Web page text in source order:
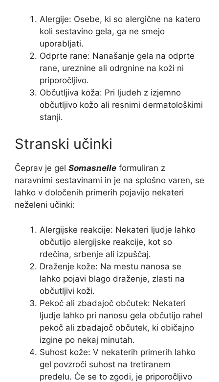
Alergije: Osebe, ki so alergične na katero
koli sestavino gela, ga ne smejo
uporabljati.
Odprte rane: Nanašanje gela na odprte
rane, ureznine ali odrgnine na koži ni
priporočljivo.
Občutljiva koža: Pri ljudeh z izjemno
občutljivo kožo ali resnimi dermatološkimi
stanji.
Stranski učinki
Čeprav je gel Somasnelle formuliran z
naravnimi sestavinami in je na splošno varen, se
lahko v določenih primerih pojavijo nekateri
neželeni učinki:
Alergijske reakcije: Nekateri ljudje lahko
občutijo alergijske reakcije, kot so
rdečina, srbenje ali izpuščaj.
Draženje kože: Na mestu nanosa se
lahko pojavi blago draženje, zlasti na
občutljivi koži.
Pekoč ali zbadajoč občutek: Nekateri
ljudje lahko pri nanosu gela občutijo rahel
pekoč ali zbadajoč občutek, ki običajno
izgine po nekaj minutah.
Suhost kože: V nekaterih primerih lahko
gel povzroči suhost na tretiranem
predelu. Če se to zgodi, je priporočljivo